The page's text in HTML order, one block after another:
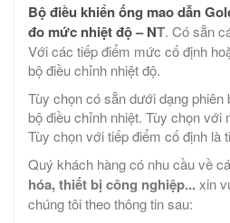
Bộ điều khiển ống mao dẫn
đo mức nhiệt độ – NT. Có sẵn
Với các tiếp điểm mức cố định
bộ điều chỉnh nhiệt độ.
Tùy chọn có sẵn dưới dạng
bộ điều chỉnh nhiệt. Tùy chọn với
Tùy chọn với tiếp điểm cố định là
Quý khách hàng có nhu cầu về
hóa, thiết bị công nghiệp...xin
chúng tôi theo thông tin sau: